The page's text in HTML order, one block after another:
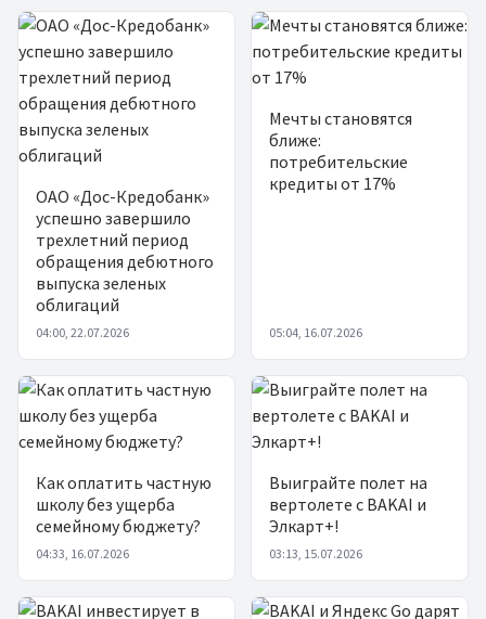
ОАО «Дос-Кредобанк»
успешно завершило
трехлетний период
обращения дебютного
выпуска зеленых
облигаций
04:00, 22.07.2026
Мечты становятся
ближе:
потребительские
кредиты от 17%
05:04, 16.07.2026
Как оплатить частную
школу без ущерба
семейному бюджету?
04:33, 16.07.2026
Выиграйте полет на
вертолете с BAKAI и
Элкарт+!
03:13, 15.07.2026